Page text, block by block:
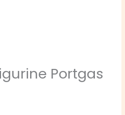
Portgas